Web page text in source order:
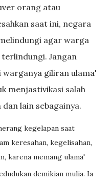
orang atau
saat ini, negara
agar warga
Jangan
giliran ulama'
menjastivikasi salah
lain sebagainya.
kegelapan saat
keresahan, kegelisahan,
karena memang ulama'
demikian mulia. Ia